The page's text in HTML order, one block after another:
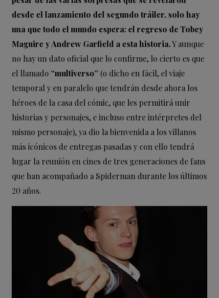
desde el lanzamiento del segundo tráiler, solo hay
una que todo el mundo espera: el regreso de Tobey
Maguire y Andrew Garfield a esta historia.Y aunque
no hay un dato oficial que lo confirme, lo cierto es que
el llamado “multiverso” (o dicho en fácil, el viaje
temporal y en paralelo que tendrán desde ahora los
héroes de la casa del cómic, que les permitirá unir
historias y personajes, e incluso entre intérpretes del
mismo personaje), ya dio la bienvenida a los villanos
más icónicos de entregas pasadas y con ello tendrá
lugar la reunión en cines de tres generaciones de fans
que han acompañado a Spiderman durante los últimos
20 años.